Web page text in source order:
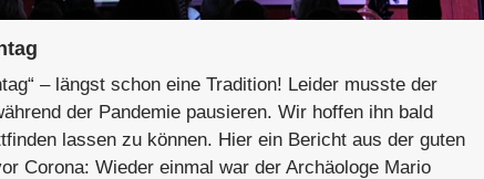
– längst schon eine Tradition! Leider musste der
der Pandemie pausieren. Wir hoffen ihn bald
lassen zu können. Hier ein Bericht aus der guten
Corona: Wieder einmal war der Archäologe Mario